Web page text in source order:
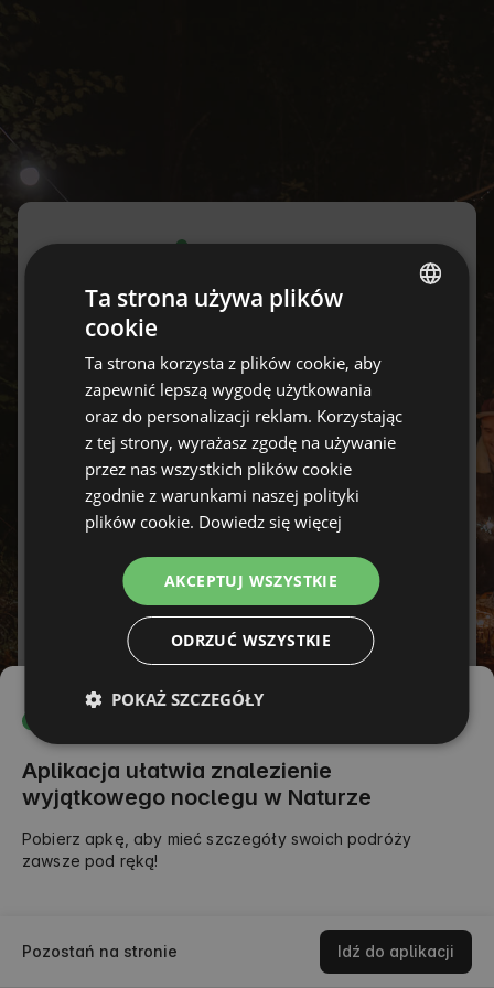
Logowanie
Nie masz jeszcze konta?
Załóż je za darmo tutaj.
Email
Hasło
Zapomniałeś hasła?
ZALOGUJ SIĘ
Aplikacja ułatwia znalezienie
wyjątkowego noclegu w Naturze
Pobierz apkę, aby mieć szczegóły swoich podróży
zawsze pod ręką!
Pozostań na stronie Idź do aplikacji
SPANISH
GERMAN
DUTCH
Ta strona używa plików
cookie
Ta strona korzysta z plików cookie, aby
zapewnić lepszą wygodę użytkowania
oraz do personalizacji reklam. Korzystając
z tej strony, wyrażasz zgodę na używanie
przez nas wszystkich plików cookie
zgodnie z warunkami naszej polityki
plików cookie. Dowiedz się więcej
AKCEPTUJ WSZYSTKIE
ODRZUĆ WSZYSTKIE
POKAŻ SZCZEGÓŁY